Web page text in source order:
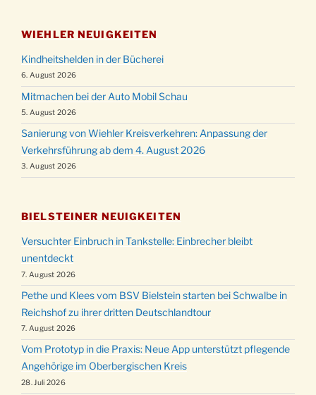
WIEHLER NEUIGKEITEN
Kindheitshelden in der Bücherei
6. August 2026
Mitmachen bei der Auto Mobil Schau
5. August 2026
Sanierung von Wiehler Kreisverkehren: Anpassung der
Verkehrsführung ab dem 4. August 2026
3. August 2026
BIELSTEINER NEUIGKEITEN
Versuchter Einbruch in Tankstelle: Einbrecher bleibt
unentdeckt
7. August 2026
Pethe und Klees vom BSV Bielstein starten bei Schwalbe in
Reichshof zu ihrer dritten Deutschlandtour
7. August 2026
Vom Prototyp in die Praxis: Neue App unterstützt pflegende
Angehörige im Oberbergischen Kreis
28. Juli 2026